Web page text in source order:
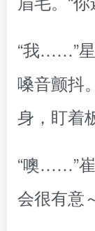
“我……”
嗓音颤抖
身，盯着
“噢……”
会很有意